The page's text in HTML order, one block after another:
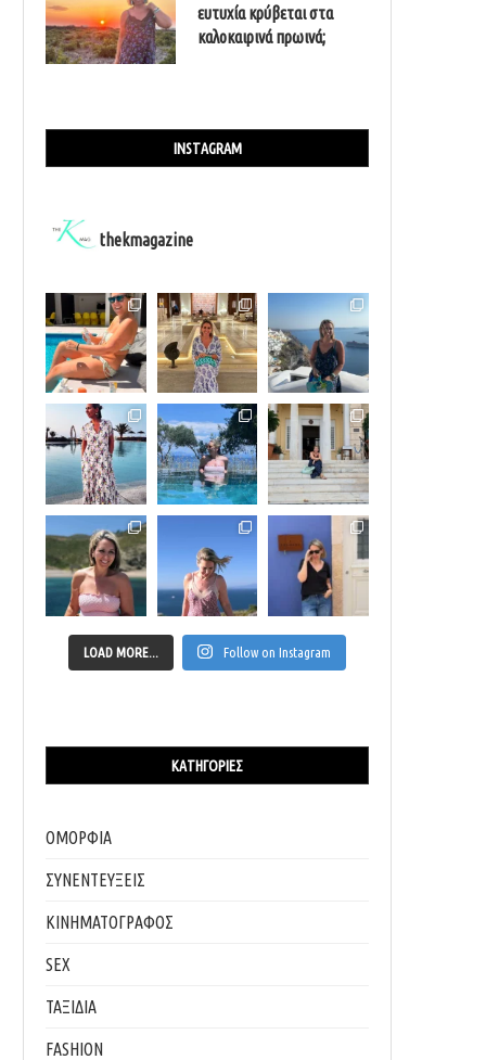
ευτυχία κρύβεται στα
καλοκαιρινά πρωινά;
INSTAGRAM
thekmagazine
LOAD MORE... Follow on Instagram
ΚΑΤΗΓΟΡΊΕΣ
ΟΜΟΡΦΙΑ
ΣΥΝΕΝΤΕΥΞΕΙΣ
ΚΙΝΗΜΑΤΟΓΡΑΦΟΣ
SEX
ΤΑΞΙΔΙΑ
FASHION